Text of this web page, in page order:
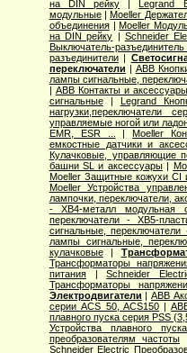
на DIN рейку |Legrand
модульные|Moeller
объединения|Moeller
на DIN рейку | Schneider
Выключатель-
разъединители|
переключатели | ABB
лампы сигнальные,
| ABB Контакты и
сигнальные| Legrand
нагрузки,переключатели
управляемые ногой или
EMR, ESR ...
|Moeller
емкостные датчики и
Кулачковые, управляющие
башни SL и аксессуары|
Moeller Защитные кожухи CI
Moeller Устройства
лампочки, переключатели,
- XB4-металл модульная
переключатели - XB5-
сигнальные,
лампы сигнальные,
кулачковые|
Трансформаторы
питания|Schneider
Трансформаторы
Электродвигатели |ABB
серии ACS 50, ACS150 |
плавного пуска серия PSS
Устройства плавного
преобразователям частоты
Schneider Electric